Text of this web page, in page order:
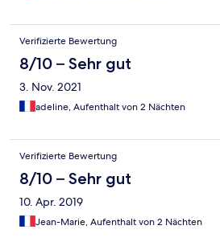
Verifizierte Bewertung
8/10 – Sehr gut
3. Nov. 2021
adeline, Aufenthalt von 2 Nächten
Verifizierte Bewertung
8/10 – Sehr gut
10. Apr. 2019
Jean-Marie, Aufenthalt von 2 Nächten